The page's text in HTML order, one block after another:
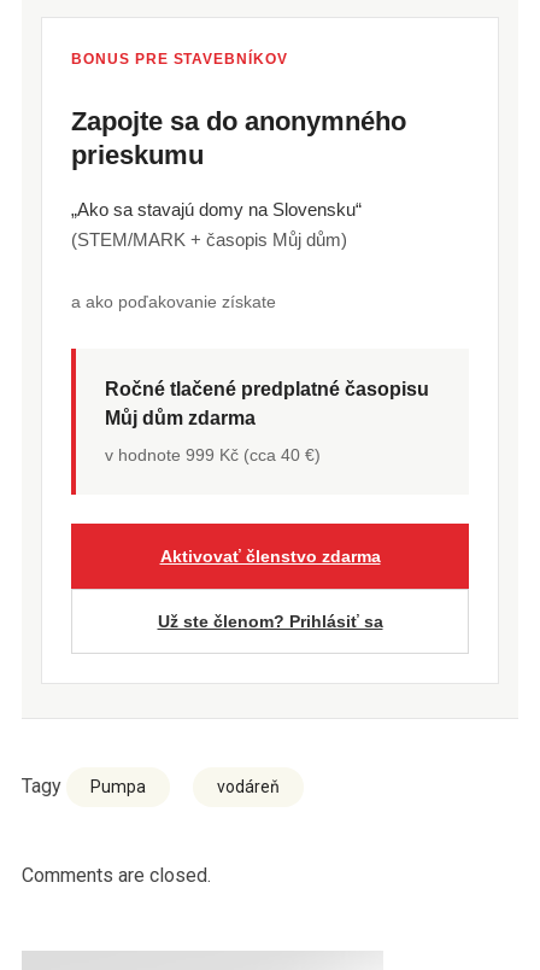
BONUS PRE STAVEBNÍKOV
Zapojte sa do anonymného
prieskumu
„Ako sa stavajú domy na Slovensku“
(STEM/MARK + časopis Můj dům)
a ako poďakovanie získate
Ročné tlačené predplatné časopisu
Můj dům zdarma
v hodnote 999 Kč (cca 40 €)
Aktivovať členstvo zdarma
Už ste členom? Prihlásiť sa
Tagy Pumpa vodáreň
Comments are closed.